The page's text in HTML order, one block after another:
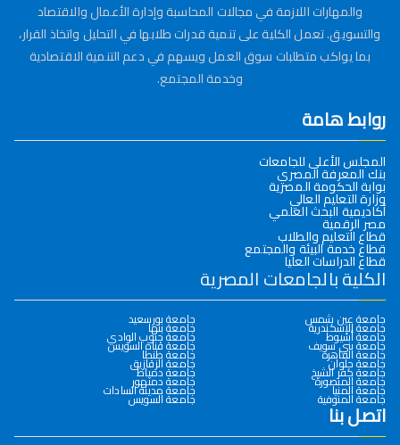
والمهارات اللازمة في مجالات المحاسبة وإدارة الأعمال والاقتصاد
والتسويق. تعمل الكلية على تنمية قدرات طلابها في التحليل واتخاذ القرار،
بما يواكب متطلبات سوق العمل ويسهم في دعم التنمية الاقتصادية
وخدمة المجتمع.
روابط هامة
المجلس الأعلى للجامعات
بنك المعرفة المصري
بوابة الحكومة المصرية
وزارة التعليم العالي
أكاديمية البحث العلمي
مصر الرقمية
قطاع التعليم والطلاب
قطاع خدمة البيئة والمجتمع
قطاع الدراسات العليا
الكلية بالجامعات المصرية
جامعة عين شمس
جامعة الإسكندرية
جامعة أسيوط
جامعة بني سويف
جامعة القاهرة
جامعة حلوان
جامعة كفر الشيخ
جامعة المنصورة
جامعة المنيا
جامعة المنوفية
جامعة بورسعيد
جامعة بنها
جامعة جنوب الوادي
جامعة قناة السويس
جامعة طنطا
جامعة الزقازيق
جامعة دمياط
جامعة دمنهور
جامعة مدينة السادات
جامعة السويس اتصل بنا